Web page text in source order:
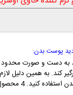
پوست بدن:
دست و صورت
کند. به همین دلیل
محصولات